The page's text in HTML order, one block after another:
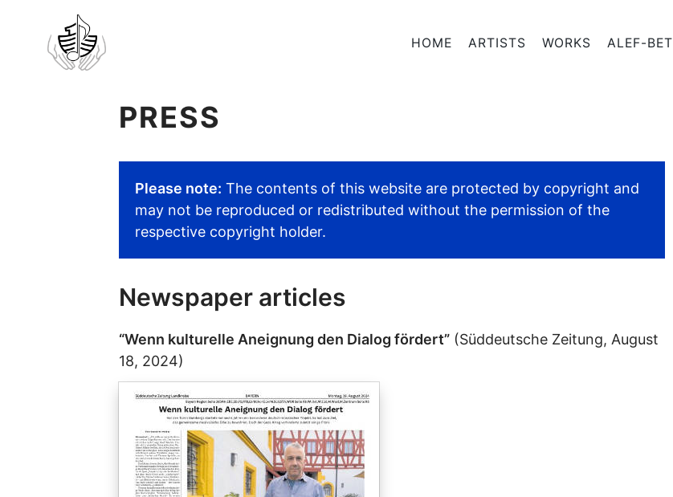
HOME ARTISTS WORKS ALEF-BET
PRESS
Please note: The contents of this website are protected by copyright and
may not be reproduced or redistributed without the permission of the
respective copyright holder.
Newspaper articles
“Wenn kulturelle Aneignung den Dialog fördert” (Süddeutsche Zeitung, August
18, 2024)